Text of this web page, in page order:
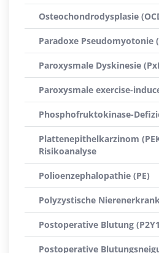
Osteochondrodysplasie
Paradoxe Pseudomyotonie
Paroxysmale Dyskinesie
Paroxysmale exercise-
Phosphofruktokinase-
Plattenepithelkarzinom
Risikoanalyse
Polioenzephalopathie (PE)
Polyzystische
Postoperative Blutung
Postoperative